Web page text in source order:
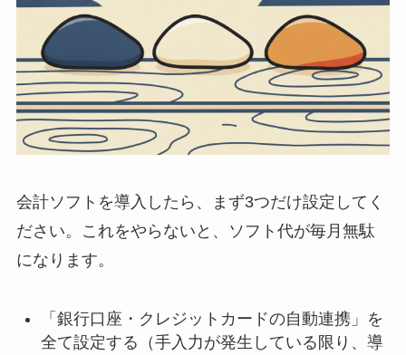
会計ソフトを導入したら、まず3つだけ設定してく
ださい。これをやらないと、ソフト代が毎月無駄
になります。
「銀行口座・クレジットカードの自動連携」を
全て設定する（手入力が発生している限り、導